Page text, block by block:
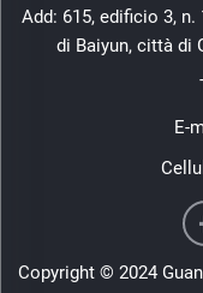
Add: 615, edificio 3, n.
di Baiyun, città di
E-
Copyright © 2024